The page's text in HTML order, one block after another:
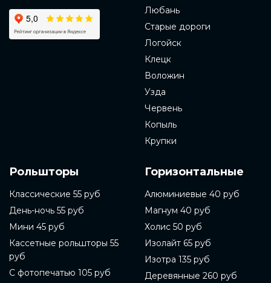
Любань
Старые дороги
Логойск
Клецк
Воложин
Узда
Червень
Копыль
Крупки
Рольшторы
Классические 55 руб
День-ночь 55 руб
Мини 45 руб
Кассетные рольшторы 55
руб
С фотопечатью 105 руб
Горизонтальные
Алюминиевые 40 руб
Магнум 40 руб
Холис 50 руб
Изолайт 65 руб
Изотра 135 руб
Деревянные 260 руб